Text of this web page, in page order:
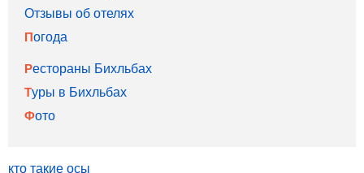
Отзывы об отелях
Погода
Рестораны Бихльбах
Туры в Бихльбах
Фото
кто такие осы